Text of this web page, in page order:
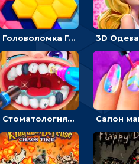
Головоломка Гекса-пазл: складывать цветные фигуры в соты, чтобы заполнить поле
Стоматология от Юнит: лечить и украшать зубы пациентов